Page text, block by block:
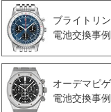
ブライトリ
電池交換事例
オーデマピゲ
電池交換事例